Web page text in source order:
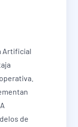
Artificial
de